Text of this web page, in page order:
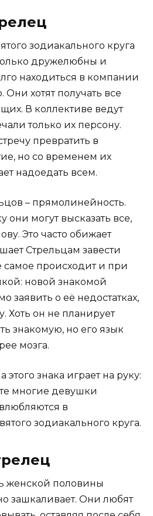
зодиакального круга
дружелюбны и
находиться в компании
хотят получать все
В коллективе ведут
только их персону.
превратить в
но со временем их
надоедать всем.
– прямолинейность.
они могут высказать все,
Это часто обижает
Стрельцам завести
самое происходит и при
новой знакомой
заявить о её недостатках,
Хоть он не планирует
знакомую, но его язык
мозга.
этого знака играет на руку:
многие девушки
в
зодиакального круга.
женской половины
зашкаливает. Они любят